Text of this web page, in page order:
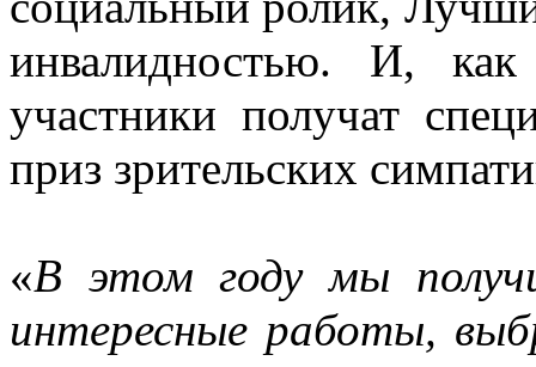
инвалидностью. И,
участники получат
приз зрительских
«В этом году мы
интересные работы,